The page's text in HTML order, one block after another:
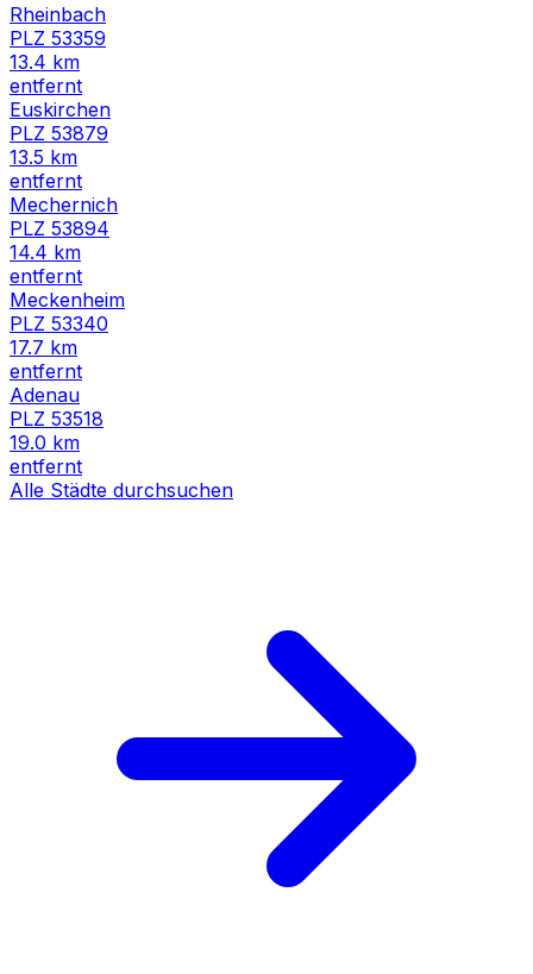
Rheinbach
PLZ 53359
13.4 km
entfernt
Euskirchen
PLZ 53879
13.5 km
entfernt
Mechernich
PLZ 53894
14.4 km
entfernt
Meckenheim
PLZ 53340
17.7 km
entfernt
Adenau
PLZ 53518
19.0 km
entfernt
Alle Städte durchsuchen